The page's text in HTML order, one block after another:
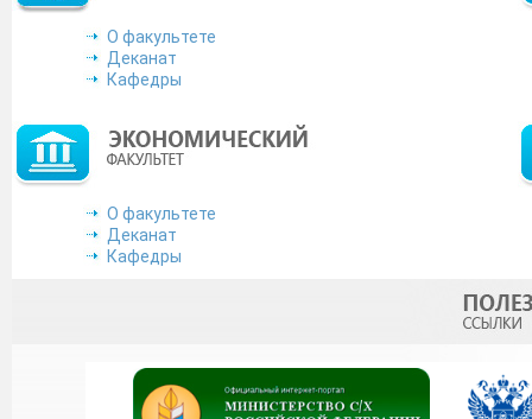
О факультете
Деканат
Кафедры
О факультете
Деканат
Кафедры